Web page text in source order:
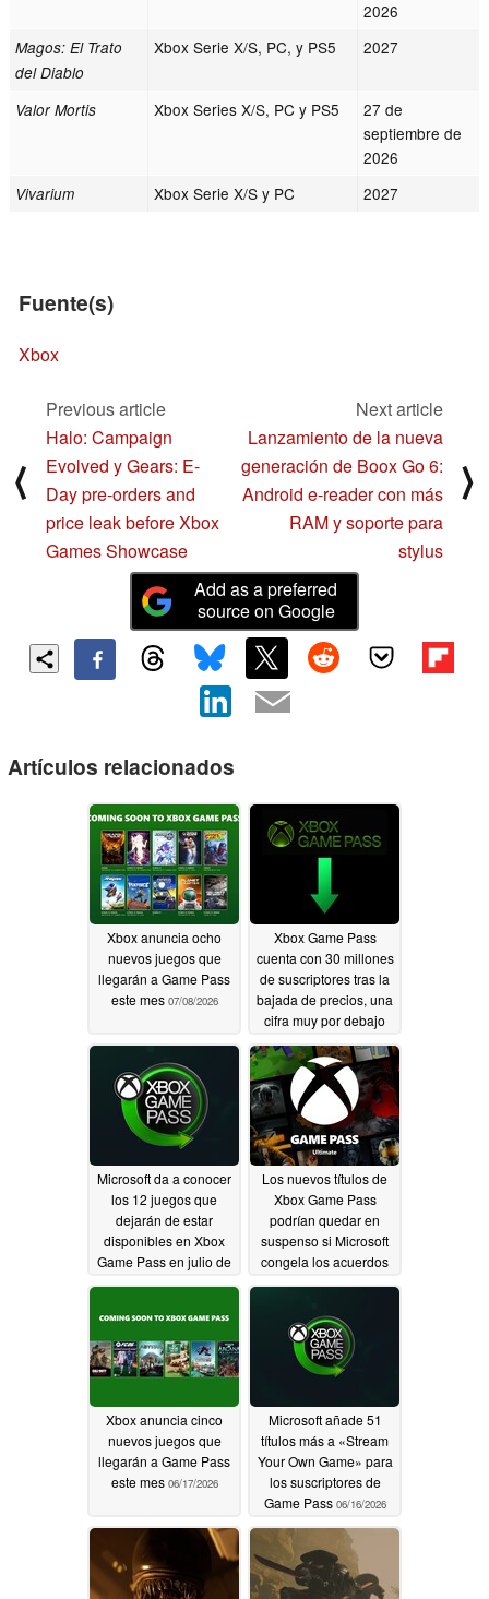
2026
Magos: El Trato
del Diablo
Xbox Serie X/S, PC, y PS5 2027
Valor Mortis Xbox Series X/S, PC y PS5
27 de
septiembre de
2026
Vivarium Xbox Serie X/S y PC 2027
Fuente(s)
Xbox
⟨
Previous article
Halo: Campaign
Evolved y Gears: E-
Day pre-orders and
price leak before Xbox
Games Showcase
Next article
Lanzamiento de la nueva
generación de Boox Go 6:
Android e-reader con más
RAM y soporte para
stylus
⟩
Add as a preferred
source on Google
Artículos relacionados
Xbox anuncia ocho
nuevos juegos que
llegarán a Game Pass
este mes 07/08/2026
Xbox Game Pass
cuenta con 30 millones
de suscriptores tras la
bajada de precios, una
cifra muy por debajo
millones07/07/2026
Microsoft da a conocer
los 12 juegos que
dejarán de estar
disponibles en Xbox
Game Pass en julio de
07/02/2026
Los nuevos títulos de
Xbox Game Pass
podrían quedar en
suspenso si Microsoft
congela los acuerdos
Xbox anuncia cinco
nuevos juegos que
llegarán a Game Pass
este mes 06/17/2026
Microsoft añade 51
títulos más a «Stream
Your Own Game» para
los suscriptores de
Game Pass 06/16/2026